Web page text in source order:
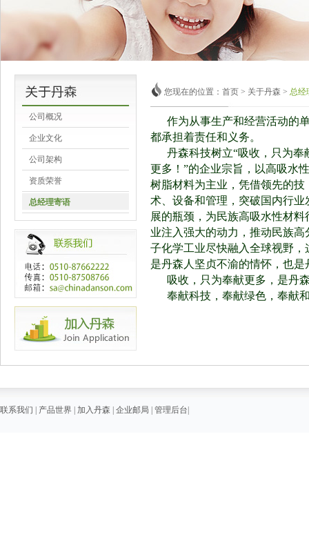
公司概况
企业文化
公司架构
资质荣誉
总经理寄语
您现在的位置：首页 > 关于丹森 > 总经
作为从事生产和经营活动的
都承担着责任和义务。
丹森科技树立“吸收，只为奉
更多！”的企业宗旨，以高吸水性
树脂材料为主业，凭借领先的技
术、设备和管理，突破国内行业
展的瓶颈，为民族高吸水性材料
业注入强大的动力，推动民族高
子化学工业尽快融入全球视野，
是丹森人坚贞不渝的情怀，也
吸收，只为奉献更多，是丹
奉献科技，奉献绿色，奉献
联系我们 产品世界 加入丹森 企业邮局 管理后台